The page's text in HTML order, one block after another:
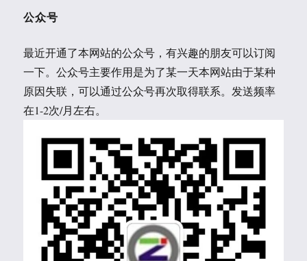
公众号
最近开通了本网站的公众号，有兴趣的朋友可以订阅
一下。公众号主要作用是为了某一天本网站由于某种
原因失联，可以通过公众号再次取得联系。发送频率
在1-2次/月左右。